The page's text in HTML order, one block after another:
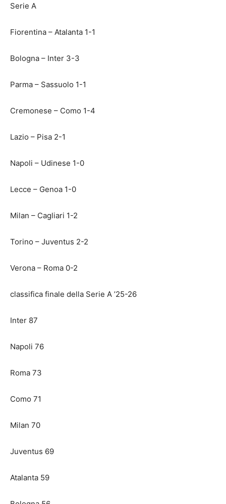
Serie A
Fiorentina – Atalanta 1-1
Bologna – Inter 3-3
Parma – Sassuolo 1-1
Cremonese – Como 1-4
Lazio – Pisa 2-1
Napoli – Udinese 1-0
Lecce – Genoa 1-0
Milan – Cagliari 1-2
Torino – Juventus 2-2
Verona – Roma 0-2
classifica finale della Serie A ’25-26
Inter 87
Napoli 76
Roma 73
Como 71
Milan 70
Juventus 69
Atalanta 59